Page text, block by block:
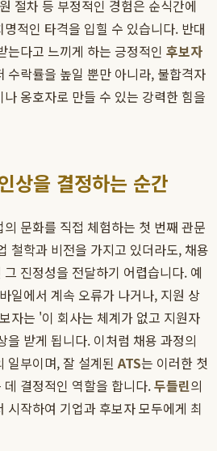
절차 등 부정적인 경험은 순식간에
적인 타격을 입힐 수 있습니다. 반대
는다고 느끼게 하는 긍정적인 후보자
수락률을 높일 뿐만 아니라, 불합격자
옹호자로 만들 수 있는 강력한 힘을
상을 결정하는 순간
문화를 직접 체험하는 첫 번째 관문
철학과 비전을 가지고 있더라도, 채용
진정성을 전달하기 어렵습니다. 예
일에서 계속 오류가 나거나, 지원 상
자는 '이 회사는 체계가 없고 지원자
을 받게 됩니다. 이처럼 채용 과정의
일부이며, 잘 설계된ATS는 이러한 첫
결정적인 역할을 합니다.두들린의
시작하여 기업과 후보자 모두에게 최